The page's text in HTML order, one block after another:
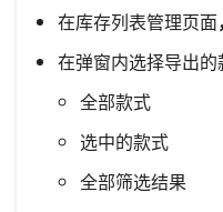
在库存列表管理页面，
在弹窗内选择导出的
全部款式
选中的款式
全部筛选结果